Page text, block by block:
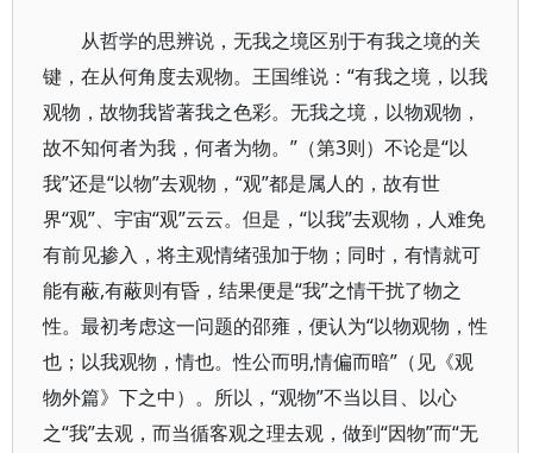
从哲学的思辨说，无我之境区别于有我之境的关
键，在从何角度去观物。王国维说：“有我之境，以我
观物，故物我皆著我之色彩。无我之境，以物观物，
故不知何者为我，何者为物。”（第3则）不论是“以
我”还是“以物”去观物，“观”都是属人的，故有世
界“观”、宇宙“观”云云。但是，“以我”去观物，人难免
有前见掺入，将主观情绪强加于物；同时，有情就可
能有蔽,有蔽则有昏，结果便是“我”之情干扰了物之
性。最初考虑这一问题的邵雍，便认为“以物观物，性
也；以我观物，情也。性公而明,情偏而暗”（见《观
物外篇》下之中）。所以，“观物”不当以目、以心
之“我”去观，而当循客观之理去观，做到“因物”而“无